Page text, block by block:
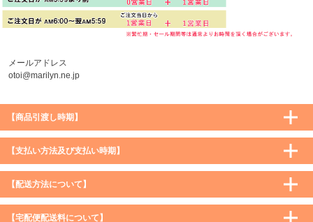
メールアドレス
otoi@marilyn.ne.jp
【商品引渡し時期】
【支払い方法及び支払い時期】
【配送方法について】
【宅配便配送料について】